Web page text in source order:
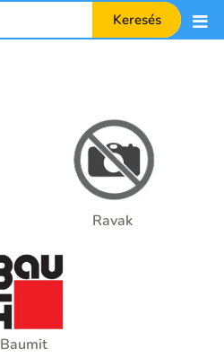
Keresés
Ravak
Baumit